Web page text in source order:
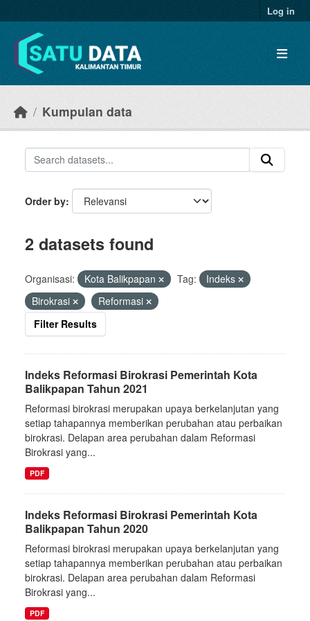
Log in
Kumpulan data
Order by
2 datasets found
Organisasi: Kota Balikpapan Tag:
Indeks
Birokrasi
Reformasi
Filter Results
Indeks Reformasi Birokrasi Pemerintah Kota
Balikpapan Tahun 2021
Reformasi birokrasi merupakan upaya berkelanjutan yang
setiap tahapannya memberikan perubahan atau perbaikan
birokrasi. Delapan area perubahan dalam Reformasi
Birokrasi yang...
PDF
Indeks Reformasi Birokrasi Pemerintah Kota
Balikpapan Tahun 2020
Reformasi birokrasi merupakan upaya berkelanjutan yang
setiap tahapannya memberikan perubahan atau perbaikan
birokrasi. Delapan area perubahan dalam Reformasi
Birokrasi yang...
PDF